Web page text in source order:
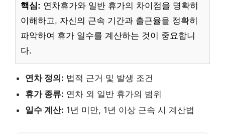
핵심: 연차휴가와 일반 휴가의 차이점을 명확히
이해하고, 자신의 근속 기간과 출근율을 정확히
파악하여 휴가 일수를 계산하는 것이 중요합니
다.
연차 정의: 법적 근거 및 발생 조건
휴가 종류: 연차 외 일반 휴가의 범위
일수 계산: 1년 미만, 1년 이상 근속 시 계산법